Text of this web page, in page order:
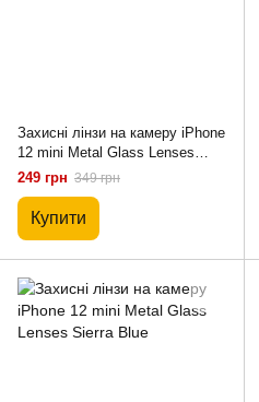
Захисні лінзи на камеру iPhone
12 mini Metal Glass Lenses
Dark Blue
249 грн 349 грн
Купити